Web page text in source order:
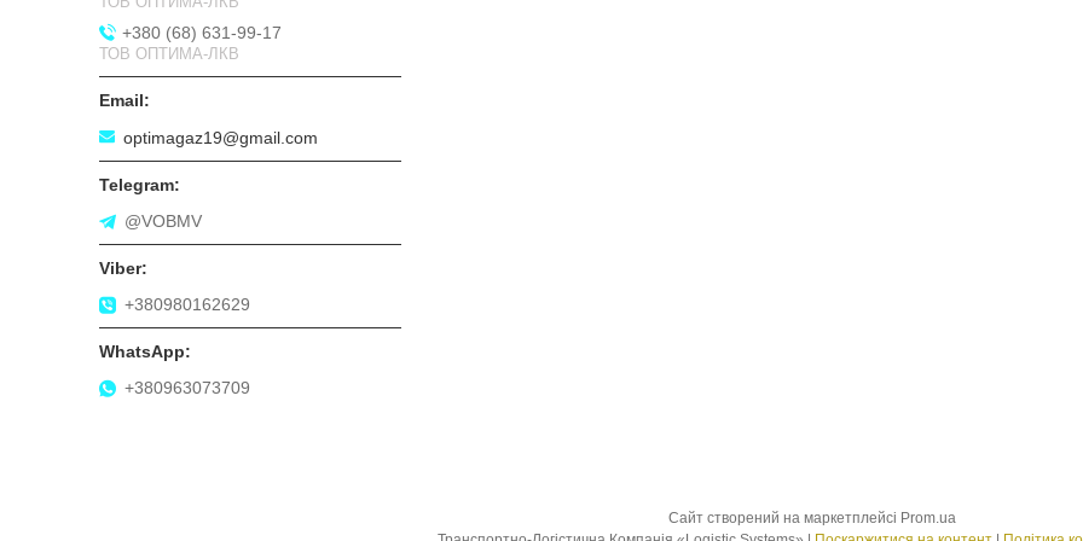
+380 (68) 631-99-17
ТОВ ОПТИМА-ЛКВ
optimagaz19@gmail.com
@VOBMV
+380980162629
+380963073709
Сайт створений на маркетплейсі Prom.ua